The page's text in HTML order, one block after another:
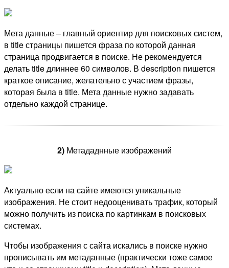
Мета данные – главный ориентир для поисковых систем,
в title страницы пишется фраза по которой данная
страница продвигается в поиске. Не рекомендуется
делать title длиннее 60 символов. В description пишется
краткое описание, желательно с участием фразы,
которая была в title. Мета данные нужно задавать
отдельно каждой странице.
2) Метададнные изображений
Актуально если на сайте имеются уникальные
изображения. Не стоит недооценивать трафик, который
можно получить из поиска по картинкам в поисковых
системах.
Чтобы изображения с сайта искались в поиске нужно
прописывать им метаданные (практически тоже самое